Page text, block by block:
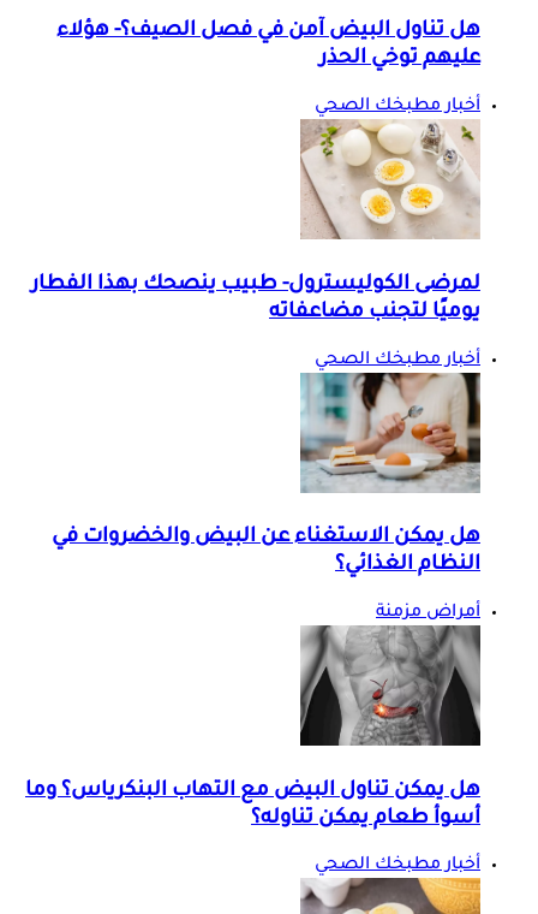
هل تناول البيض آمن في فصل الصيف؟- هؤلاء
عليهم توخي الحذر
أخبار مطبخك الصحي
لمرضى الكوليسترول- طبيب ينصحك بهذا الفطار
يوميًا لتجنب مضاعفاته
أخبار مطبخك الصحي
هل يمكن الاستغناء عن البيض والخضروات في
النظام الغذائي؟
أمراض مزمنة
هل يمكن تناول البيض مع التهاب البنكرياس؟ وما
أسوأ طعام يمكن تناوله؟
أخبار مطبخك الصحي